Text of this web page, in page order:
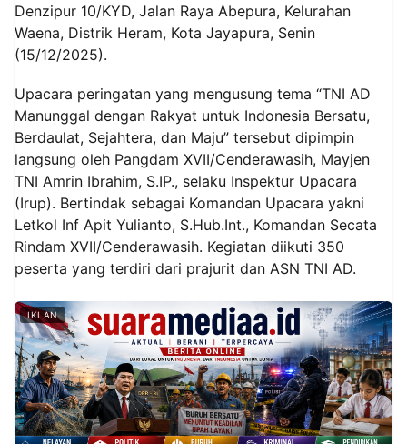
Denzipur 10/KYD, Jalan Raya Abepura, Kelurahan
Waena, Distrik Heram, Kota Jayapura, Senin
(15/12/2025).
Upacara peringatan yang mengusung tema “TNI AD
Manunggal dengan Rakyat untuk Indonesia Bersatu,
Berdaulat, Sejahtera, dan Maju” tersebut dipimpin
langsung oleh Pangdam XVII/Cenderawasih, Mayjen
TNI Amrin Ibrahim, S.IP., selaku Inspektur Upacara
(Irup). Bertindak sebagai Komandan Upacara yakni
Letkol Inf Apit Yulianto, S.Hub.Int., Komandan Secata
Rindam XVII/Cenderawasih. Kegiatan diikuti 350
peserta yang terdiri dari prajurit dan ASN TNI AD.
IKLAN